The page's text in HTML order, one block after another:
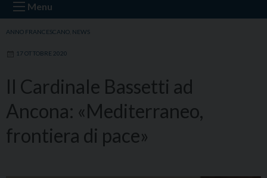
Menu
ANNO FRANCESCANO NEWS
17 OTTOBRE 2020
Il Cardinale Bassetti ad
Ancona: «Mediterraneo,
frontiera di pace»